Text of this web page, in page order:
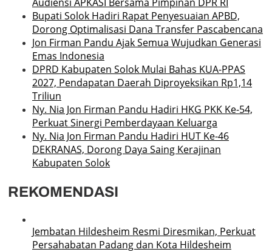
Bupati Solok Hadiri Rapat Penyesuaian APBD,
Dorong Optimalisasi Dana Transfer Pascabencana
Jon Firman Pandu Ajak Semua Wujudkan Generasi
Emas Indonesia
DPRD Kabupaten Solok Mulai Bahas KUA-PPAS
2027, Pendapatan Daerah Diproyeksikan Rp1,14
Triliun
Ny. Nia Jon Firman Pandu Hadiri HKG PKK Ke-54,
Perkuat Sinergi Pemberdayaan Keluarga
Ny. Nia Jon Firman Pandu Hadiri HUT Ke-46
DEKRANAS, Dorong Daya Saing Kerajinan
Kabupaten Solok
REKOMENDASI
Jembatan Hildesheim Resmi Diresmikan, Perkuat
Persahabatan Padang dan Kota Hildesheim